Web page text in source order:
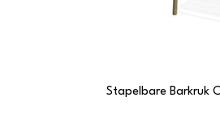
Stapelbare Barkruk